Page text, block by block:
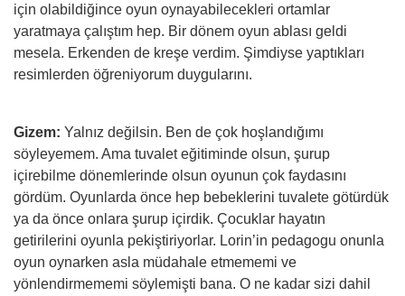
için olabildiğince oyun oynayabilecekleri ortamlar
yaratmaya çalıştım hep. Bir dönem oyun ablası geldi
mesela. Erkenden de kreşe verdim. Şimdiyse yaptıkları
resimlerden öğreniyorum duygularını.
Gizem: Yalnız değilsin. Ben de çok hoşlandığımı
söyleyemem. Ama tuvalet eğitiminde olsun, şurup
içirebilme dönemlerinde olsun oyunun çok faydasını
gördüm. Oyunlarda önce hep bebeklerini tuvalete götürdük
ya da önce onlara şurup içirdik. Çocuklar hayatın
getirilerini oyunla pekiştiriyorlar. Lorin’in pedagogu onunla
oyun oynarken asla müdahale etmememi ve
yönlendirmememi söylemişti bana. O ne kadar sizi dahil